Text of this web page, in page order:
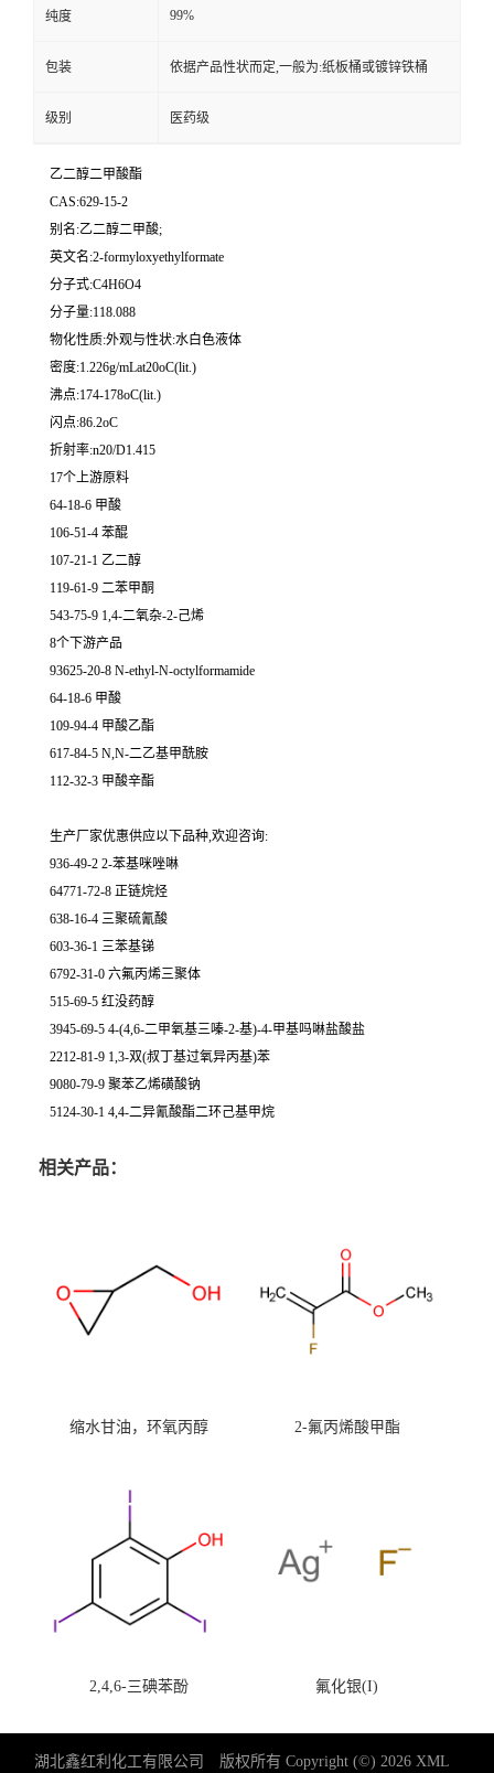
纯度 99%
包装 依据产品性状而定,一般为:纸板桶或镀锌铁桶
级别 医药级
乙二醇二甲酸酯
CAS:629-15-2
别名:乙二醇二甲酸;
英文名:2-formyloxyethylformate
分子式:C4H6O4
分子量:118.088
物化性质:外观与性状:水白色液体
密度:1.226g/mLat20oC(lit.)
沸点:174-178oC(lit.)
闪点:86.2oC
折射率:n20/D1.415
17个上游原料
64-18-6 甲酸
106-51-4 苯醌
107-21-1 乙二醇
119-61-9 二苯甲酮
543-75-9 1,4-二氧杂-2-己烯
8个下游产品
93625-20-8 N-ethyl-N-octylformamide
64-18-6 甲酸
109-94-4 甲酸乙酯
617-84-5 N,N-二乙基甲酰胺
112-32-3 甲酸辛酯
生产厂家优惠供应以下品种,欢迎咨询:
936-49-2 2-苯基咪唑啉
64771-72-8 正链烷烃
638-16-4 三聚硫氰酸
603-36-1 三苯基锑
6792-31-0 六氟丙烯三聚体
515-69-5 红没药醇
3945-69-5 4-(4,6-二甲氧基三嗪-2-基)-4-甲基吗啉盐酸盐
2212-81-9 1,3-双(叔丁基过氧异丙基)苯
9080-79-9 聚苯乙烯磺酸钠
5124-30-1 4,4-二异氰酸酯二环己基甲烷
相关产品：
缩水甘油，环氧丙醇 2-氟丙烯酸甲酯
2,4,6-三碘苯酚 氟化银(I)
湖北鑫红利化工有限公司 版权所有 Copyright (©) 2026 XML